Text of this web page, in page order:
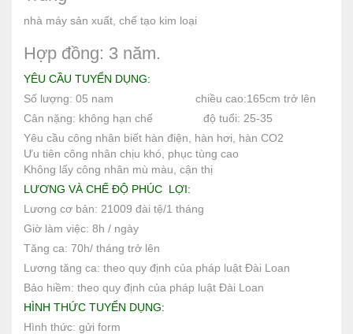
nhà máy sản xuất, chế tạo kim loại
Hợp đồng: 3 năm.
YÊU CẦU TUYỂN DỤNG:
Số lượng: 05 nam chiều cao:165cm trở lên
Cân nặng: không hạn chế độ tuổi: 25-35
Yêu cầu công nhân biết hàn điện, hàn hơi, hàn CO2
Ưu tiên công nhân chịu khó, phục tùng cao
Không lấy công nhân mù màu, cận thị
LƯƠNG VÀ CHẾ ĐỘ PHÚC LỢI:
Lương cơ bản: 21009 đài tệ/1 tháng
Giờ làm việc: 8h / ngày
Tăng ca: 70h/ tháng trở lên
Lương tăng ca: theo quy định của pháp luật Đài Loan
Bảo hiềm: theo quy định của pháp luật Đài Loan
HÌNH THỨC TUYỂN DỤNG:
Hình thức: gửi form